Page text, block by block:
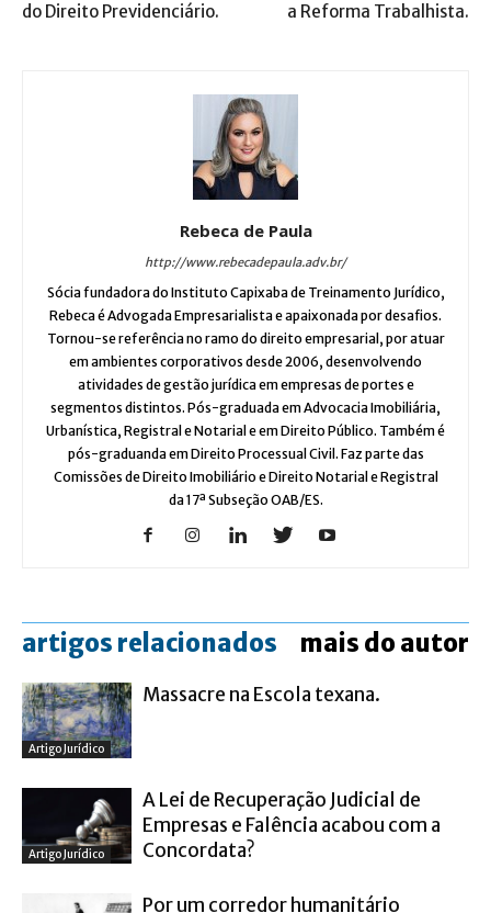
do Direito Previdenciário.
a Reforma Trabalhista.
Rebeca de Paula
http://www.rebecadepaula.adv.br/
Sócia fundadora do Instituto Capixaba de Treinamento Jurídico,
Rebeca é Advogada Empresarialista e apaixonada por desafios.
Tornou-se referência no ramo do direito empresarial, por atuar
em ambientes corporativos desde 2006, desenvolvendo
atividades de gestão jurídica em empresas de portes e
segmentos distintos. Pós-graduada em Advocacia Imobiliária,
Urbanística, Registral e Notarial e em Direito Público. Também é
pós-graduanda em Direito Processual Civil. Faz parte das
Comissões de Direito Imobiliário e Direito Notarial e Registral
da 17ª Subseção OAB/ES.
artigos relacionados mais do autor
Artigo Jurídico
Massacre na Escola texana.
Artigo Jurídico
A Lei de Recuperação Judicial de
Empresas e Falência acabou com a
Concordata?
Por um corredor humanitário